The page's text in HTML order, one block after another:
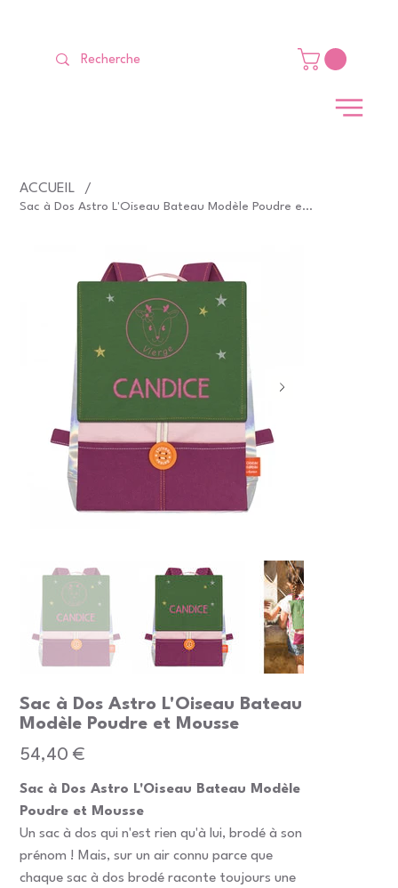
ACCUEIL /
Sac à Dos Astro L'Oiseau Bateau Modèle Poudre et Mousse
Sac à Dos Astro L'Oiseau Bateau
Modèle Poudre et Mousse
Prix
54,40 €
Sac à Dos Astro L'Oiseau Bateau Modèle
Poudre et Mousse
Un sac à dos qui n'est rien qu'à lui, brodé à son
prénom ! Mais, sur un air connu parce que
chaque sac à dos brodé raconte toujours une